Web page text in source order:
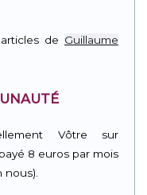
de Guillaume
Vôtre sur
8 euros par mois